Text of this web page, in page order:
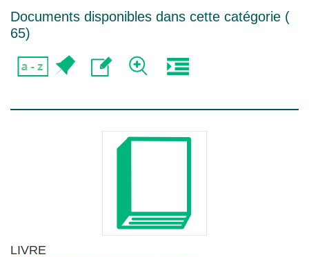
Documents disponibles dans cette catégorie (
65)
LIVRE